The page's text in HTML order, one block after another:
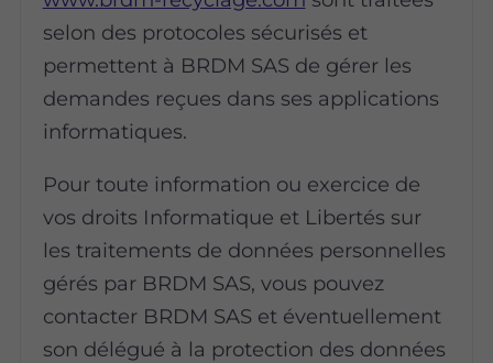
selon des protocoles sécurisés et
permettent à BRDM SAS de gérer les
demandes reçues dans ses applications
informatiques.
Pour toute information ou exercice de
vos droits Informatique et Libertés sur
les traitements de données personnelles
gérés par BRDM SAS, vous pouvez
contacter BRDM SAS et éventuellement
son délégué à la protection des données